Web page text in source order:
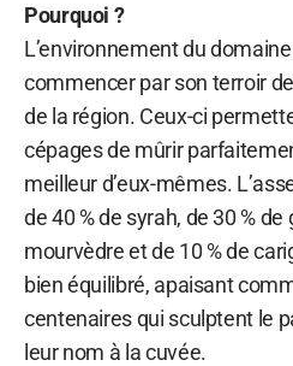
Pourquoi ?
L’environnement du
commencer par son terroir
de la région. Ceux-ci
cépages de mûrir
meilleur d’eux-mêmes.
de 40 % de syrah, de 30 %
mourvèdre et de 10 % de
bien équilibré, apaisant
centenaires qui sculptent le
leur nom à la cuvée.